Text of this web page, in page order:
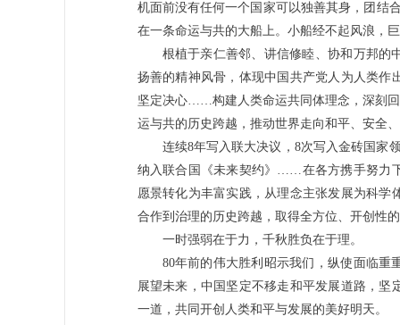
机面前没有任何一个国家可以独善其身，团结
在一条命运与共的大船上。小船经不起风浪，
根植于亲仁善邻、讲信修睦、协和万邦的
扬善的精神风骨，体现中国共产党人为人类
坚定决心……构建人类命运共同体理念，深刻
运与共的历史跨越，推动世界走向和平、安全
连续8年写入联大决议，8次写入金砖国家
纳入联合国《未来契约》……在各方携手努力
愿景转化为丰富实践，从理念主张发展为科
合作到治理的历史跨越，取得全方位、开创性
一时强弱在于力，千秋胜负在于理。
80年前的伟大胜利昭示我们，纵使面临重
展望未来，中国坚定不移走和平发展道路，
一道，共同开创人类和平与发展的美好明天。